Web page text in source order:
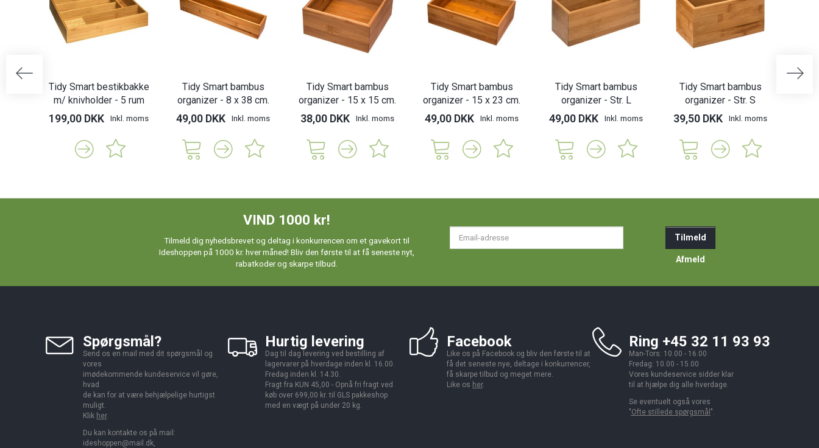
Tidy Smart bestikbakke
m/ knivholder - 5 rum
199,00 DKK Inkl. moms
Tidy Smart bambus
organizer - 8 x 38 cm.
49,00 DKK Inkl. moms
Tidy Smart bambus
organizer - 15 x 15 cm.
38,00 DKK Inkl. moms
Tidy Smart bambus
organizer - 15 x 23 cm.
49,00 DKK Inkl. moms
Tidy Smart bambus
organizer - Str. L
49,00 DKK Inkl. moms
Tidy Smart bambus
organizer - Str. S
39,50 DKK Inkl. moms
VIND 1000 kr!
Tilmeld dig nyhedsbrevet og deltag i konkurrencen om et gavekort til
Ideshoppen på 1000 kr. hver måned! Bliv den første til at få seneste nyt,
rabatkoder og skarpe tilbud.
Tilmeld
Afmeld
Spørgsmål?
Send os en mail med dit spørgsmål og
vores
imødekommende kundeservice vil gøre,
hvad
de kan for at være behjælpelige hurtigst
muligt.
Klik her.
Du kan kontakte os på mail:
ideshoppen@mail.dk,
Hurtig levering
Dag til dag levering ved bestilling af
lagervarer på hverdage inden kl. 16.00.
Fredag inden kl. 14.30.
Fragt fra KUN 45,00 - Opnå fri fragt ved
køb over 699,00 kr. til GLS pakkeshop
med en vægt på under 20 kg.
Facebook
Like os på Facebook og bliv den første til at
få det seneste nye, deltage i konkurrencer,
få skarpe tilbud og meget mere.
Like os her.
Ring +45 32 11 93 93
Man-Tors: 10.00 - 16.00
Fredag: 10.00 - 15.00
Vores kundeservice sidder klar
til at hjælpe dig alle hverdage.
Se eventuelt også vores
"Ofte stillede spørgsmål ".